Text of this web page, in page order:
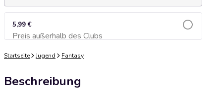
5,99 €
Preis außerhalb des ClubsZum Warenkorb hinzufügen
Startseite Jugend Fantasy
Beschreibung